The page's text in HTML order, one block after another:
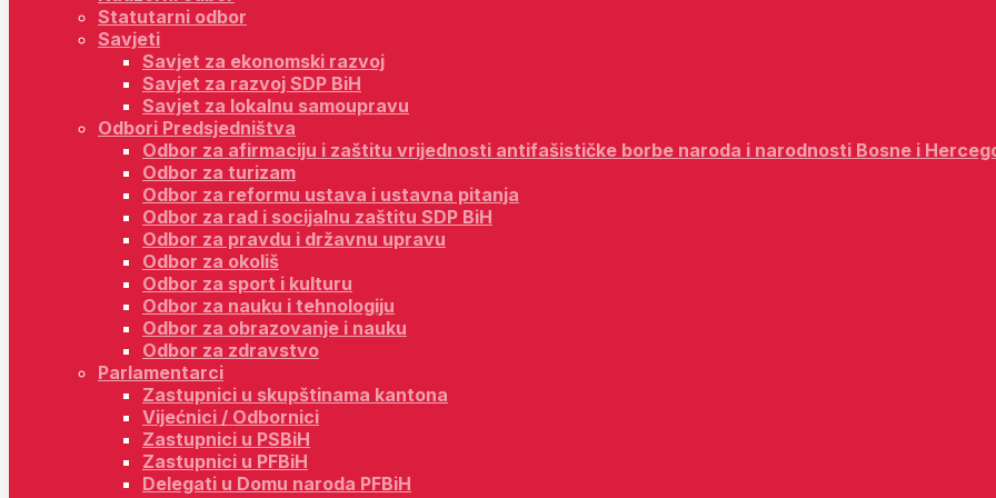
Statutarni odbor
Savjeti
Savjet za ekonomski razvoj
Savjet za razvoj SDP BiH
Savjet za lokalnu samoupravu
Odbori Predsjedništva
Odbor za afirmaciju i zaštitu vrijednosti antifašističke borbe naroda i narodnosti Bosne i
Odbor za turizam
Odbor za reformu ustava i ustavna pitanja
Odbor za rad i socijalnu zaštitu SDP BiH
Odbor za pravdu i državnu upravu
Odbor za okoliš
Odbor za sport i kulturu
Odbor za nauku i tehnologiju
Odbor za obrazovanje i nauku
Odbor za zdravstvo
Parlamentarci
Zastupnici u skupštinama kantona
Vijećnici / Odbornici
Zastupnici u PSBiH
Zastupnici u PFBiH
Delegati u Domu naroda PFBiH